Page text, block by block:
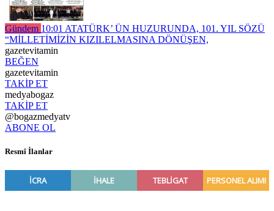
Gündem 10:01 ATATÜRK’ ÜN HUZURUNDA, 101. YIL SÖZÜ
“MİLLETİMİZİN KIZILELMASINA DÖNÜŞEN,
gazetevitamin
BEĞEN
gazetevitamin
TAKİP ET
medyabogaz
TAKİP ET
@bogazmedyatv
ABONE OL
Resmî İlanlar